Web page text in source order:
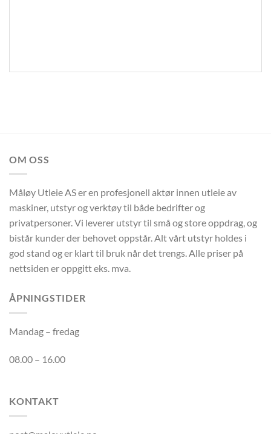
OM OSS
Måløy Utleie AS er en profesjonell aktør innen utleie av
maskiner, utstyr og verktøy til både bedrifter og
privatpersoner. Vi leverer utstyr til små og store oppdrag, og
bistår kunder der behovet oppstår. Alt vårt utstyr holdes i
god stand og er klart til bruk når det trengs. Alle priser på
nettsiden er oppgitt eks. mva.
ÅPNINGSTIDER
Mandag – fredag
08.00 – 16.00
KONTAKT